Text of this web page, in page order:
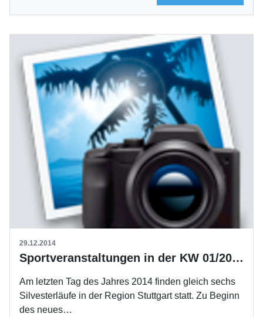
29.12.2014
Sportveranstaltungen in der KW 01/2015
Am letzten Tag des Jahres 2014 finden gleich sechs
Silvesterläufe in der Region Stuttgart statt. Zu Beginn
des neues…